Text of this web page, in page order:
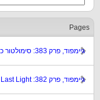
Pages
גיימפוד, פרק 383: סימולטור כיפי רצח
גיימפוד, פרק 382: First Light, Middle Light, Twilight, Last Light